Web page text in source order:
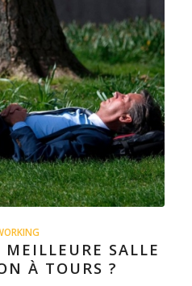
SALLE
À TOURS ?